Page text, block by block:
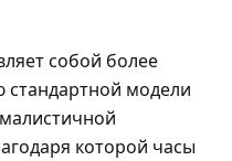
собой более
модели
которой часы